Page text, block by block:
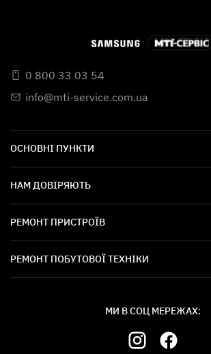
0 800 33 03 54
info@mti-service.com.ua
ОСНОВНІ ПУНКТИ
НАМ ДОВІРЯЮТЬ
РЕМОНТ ПРИСТРОЇВ
РЕМОНТ ПОБУТОВОЇ ТЕХНІКИ
МИ В СОЦ МЕРЕЖАХ: